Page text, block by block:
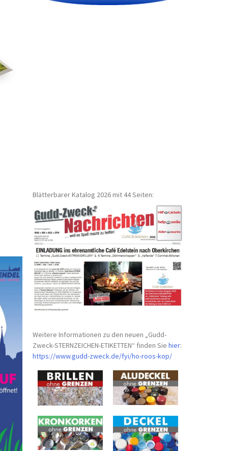
Blätterbarer Katalog 2026 mit 44 Seiten:
Weitere Informationen zu den neuen „Gudd-
Zweck-STERNZEICHEN-ETIKETTEN“ finden Siehier:
https://www.gudd-zweck.de/fyi/ho-roos-kop/